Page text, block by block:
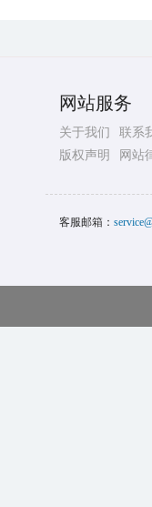
网站服务
关于我们 联系
版权声明
网站
客服邮箱：